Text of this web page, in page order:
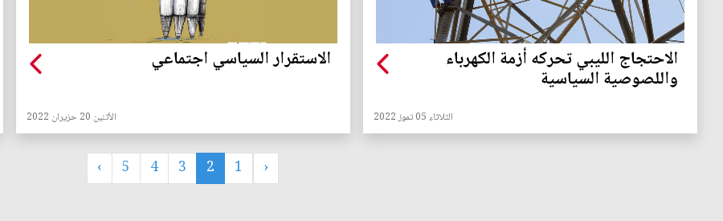
الاحتجاج الليبي تحركه أزمة الكهرباء
واللصوصية السياسية
الثلاثاء 05 تموز 2022
الاستقرار السياسي اجتماعي
الأثنين 20 حزيران 2022
‹
1
2
3
4
5
›